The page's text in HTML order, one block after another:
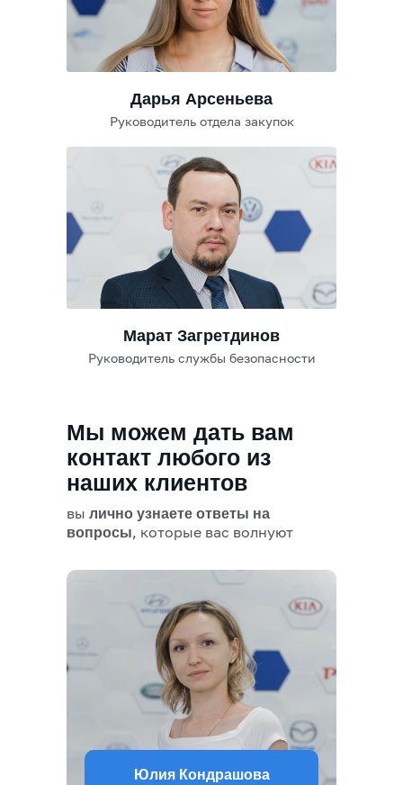
Дарья Арсеньева
Руководитель отдела закупок
Марат Загретдинов
Руководитель службы безопасности
Мы можем дать вам
контакт любого из
наших клиентов
вы лично узнаете ответы на
вопросы, которые вас волнуют
Юлия Кондрашова